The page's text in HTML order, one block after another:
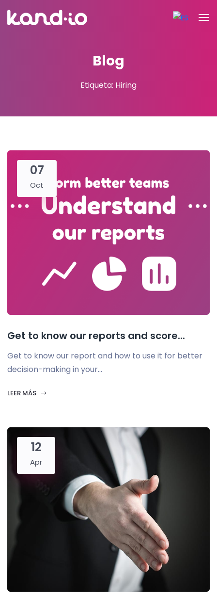
Blog
Etiqueta: Hiring
07
Oct
Get to know our reports and score...
Get to know our report and how to use it for better
decision-making in your...
LEER MÁS
12
Apr